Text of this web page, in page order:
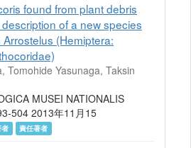
found from plant debris
of a new species
(Hemiptera:
Tomohide Yasunaga, Taksin
MUSEI NATIONALIS
504 2013年11月15
責任著者